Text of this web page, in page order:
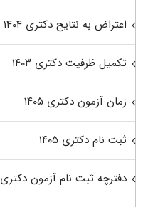
اعتراض به نتایج دکتری ۱۴۰۴
تکمیل ظرفیت دکتری ۱۴۰۳
زمان آزمون دکتری ۱۴۰۵
ثبت نام دکتری ۱۴۰۵
دفترچه ثبت نام آزمون دکتری ۱۴۰۴